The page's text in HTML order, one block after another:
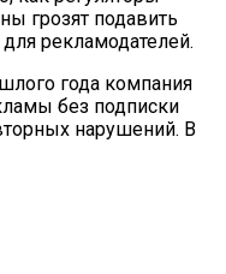
грозят подавить
рекламодателей.
года компания
без подписки
нарушений. В